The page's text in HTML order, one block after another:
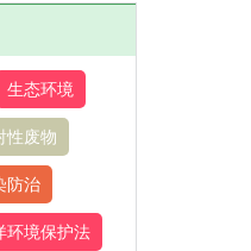
生态环境
性废物
防治
环境保护法